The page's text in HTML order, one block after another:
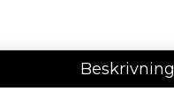
Beskrivning